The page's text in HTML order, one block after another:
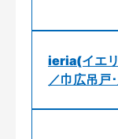
ieria(イエ
／巾広吊戸